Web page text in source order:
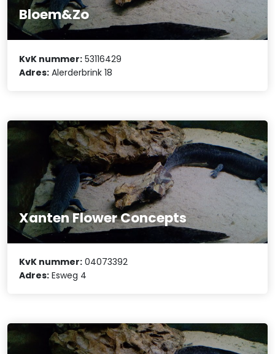
Bloem&Zo
KvK nummer: 53116429
Adres: Alerderbrink 18
Xanten Flower Concepts
KvK nummer: 04073392
Adres: Esweg 4